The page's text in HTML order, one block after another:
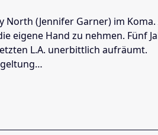
(Jennifer Garner) im
Hand zu nehmen.
L.A. unerbittlich aufräumt.